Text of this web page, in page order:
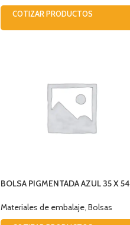
COTIZAR PRODUCTOS
BOLSA PIGMENTADA AZUL 35 X
Materiales de embalaje, Bolsas